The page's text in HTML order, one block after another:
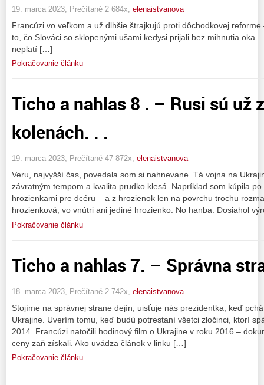
19. marca 2023, Prečítané 2 684x, elenaistvanova
Francúzi vo veľkom a už dlhšie štrajkujú proti dôchodkovej
to, čo Slováci so sklopenými ušami kedysi prijali bez mihnutia oka
neplatí […]
Pokračovanie článku
Ticho a nahlas 8 . – Rusi sú už
kolenách. . .
19. marca 2023, Prečítané 47 872x, elenaistvanova
Veru, najvyšší čas, povedala som si nahnevane. Tá vojna na
závratným tempom a kvalita prudko klesá. Napríklad som kúpila
hrozienkami pre dcéru – a z hrozienok len na povrchu trochu
hrozienková, vo vnútri ani jediné hrozienko. No hanba. Dosiahol
Pokračovanie článku
Ticho a nahlas 7. – Správna
18. marca 2023, Prečítané 2 742x, elenaistvanova
Stojíme na správnej strane dejín, uisťuje nás prezidentka, keď
Ukrajine. Uverím tomu, keď budú potrestaní všetci zločinci, ktorí
2014. Francúzi natočili hodinový film o Ukrajine v roku 2016 –
ceny zaň získali. Ako uvádza článok v linku […]
Pokračovanie článku